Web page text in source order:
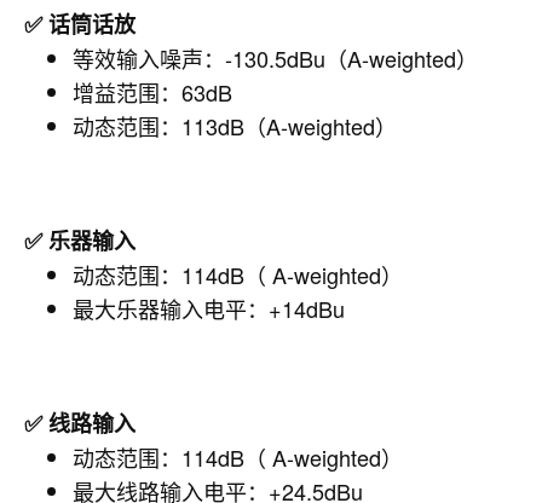
✅ 话筒话放
等效输入噪声：-130.5dBu（A-weighted）
增益范围：63dB
动态范围：113dB（A-weighted）
✅ 乐器输入
动态范围：114dB（ A-weighted）
最大乐器输入电平：+14dBu
✅ 线路输入
动态范围：114dB（ A-weighted）
最大线路输入电平：+24.5dBu